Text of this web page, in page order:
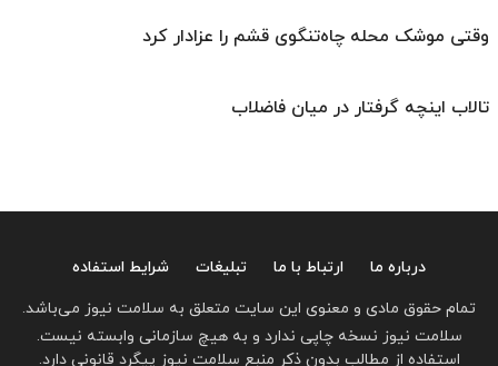
وقتی موشک محله چاه‌تنگوی قشم را عزادار کرد
تالاب اینچه گرفتار در میان فاضلاب
درباره ما ارتباط با ما تبلیغات
شرایط استفاده
تمام حقوق مادی و معنوی این سایت متعلق به سلامت نیوز می‌باشد.
سلامت نیوز نسخه چاپی ندارد و به هیچ سازمانی وابسته نیست.
استفاده از مطالب بدون ذکر منبع سلامت نیوز پیگرد قانونی دارد.